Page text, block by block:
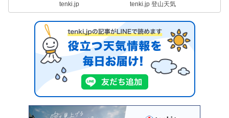
tenki.jp tenki.jp 登山天気